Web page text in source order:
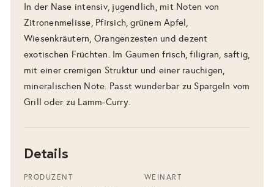
In der Nase intensiv, jugendlich, mit Noten von
Zitronenmelisse, Pfirsich, grünem Apfel,
Wiesenkräutern, Orangenzesten und dezent
exotischen Früchten. Im Gaumen frisch, filigran, saftig,
mit einer cremigen Struktur und einer rauchigen,
mineralischen Note. Passt wunderbar zu Spargeln vom
Grill oder zu Lamm-Curry.
Details
PRODUZENT WEINART